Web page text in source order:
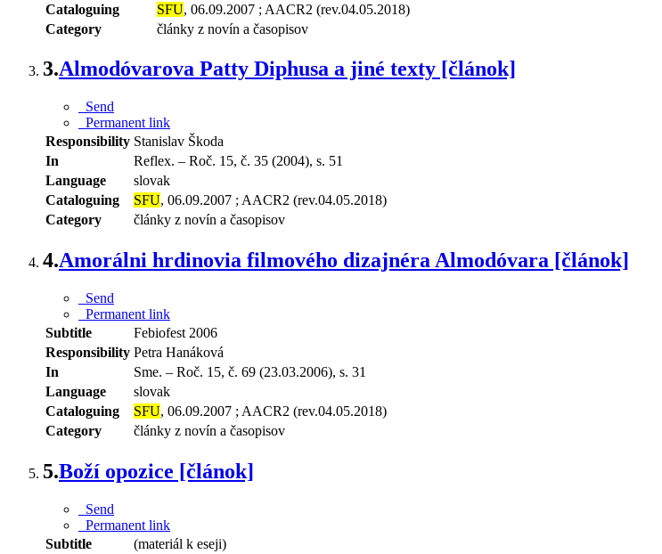
Cataloguing
SFU, 06.09.2007 ; AACR2 (rev.04.05.2018)
Category
články z novín a časopisov
3.Almodóvarova Patty Diphusa a jiné texty [článok]
Send
Permanent link
Responsibility Stanislav Škoda
In
Reflex. – Roč. 15, č. 35 (2004), s. 51
Language
slovak
Cataloguing
SFU, 06.09.2007 ; AACR2 (rev.04.05.2018)
Category
články z novín a časopisov
4.Amorálni hrdinovia filmového dizajnéra Almodóvara [článok]
Send
Permanent link
Subtitle
Febiofest 2006
Responsibility Petra Hanáková
In
Sme. – Roč. 15, č. 69 (23.03.2006), s. 31
Language
slovak
Cataloguing
SFU, 06.09.2007 ; AACR2 (rev.04.05.2018)
Category
články z novín a časopisov
5.Boží opozice [článok]
Send
Permanent link
Subtitle
(materiál k eseji)